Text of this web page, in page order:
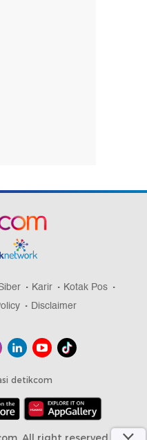
Karir
Kotak Pos
Disclaimer
detikcom